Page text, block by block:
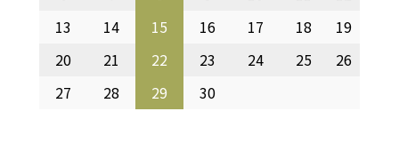
13
14 15 16 17 18
19
20
21 22 23 24 25
26
27
28 29 30